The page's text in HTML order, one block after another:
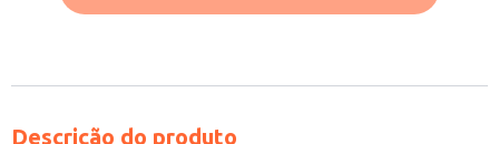
Descrição do produto